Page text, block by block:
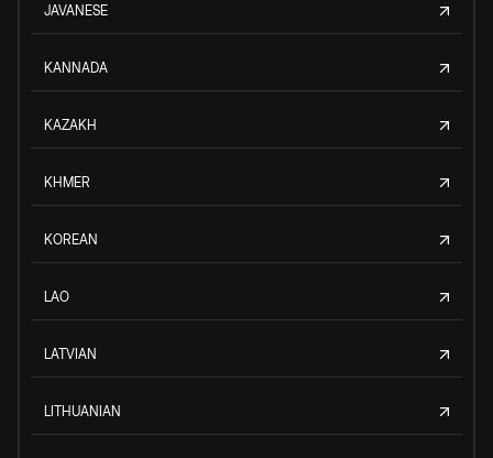
JAVANESE
KANNADA
KAZAKH
KHMER
KOREAN
LAO
LATVIAN
LITHUANIAN